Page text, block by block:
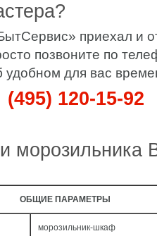
приехал и
позвоните по
для вас
(495) 120-15-92
морозильника
ОБЩИЕ ПАРАМЕТРЫ
морозильник-шкаф